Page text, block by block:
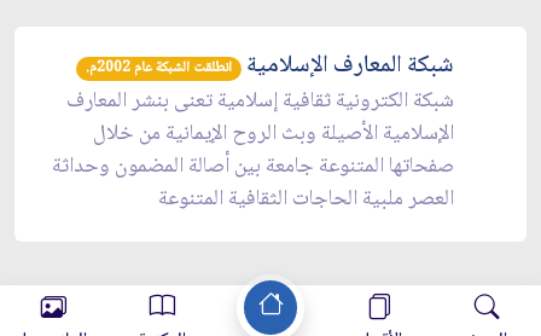
شبكة المعارف الإسلامية انطلقت الشبكة عام 2002م.
شبكة الكترونية ثقافية إسلامية تعنى بنشر المعارف
الإسلامية الأصيلة وبث الروح الإيمانية من خلال
صفحاتها المتنوعة جامعة بين أصالة المضمون وحداثة
العصر ملبية الحاجات الثقافية المتنوعة